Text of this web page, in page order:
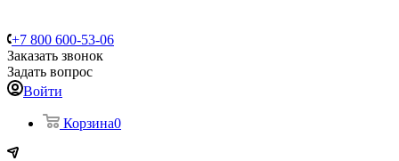
+7 800 600-53-06
Заказать звонок
Задать вопрос
Войти
Корзина0